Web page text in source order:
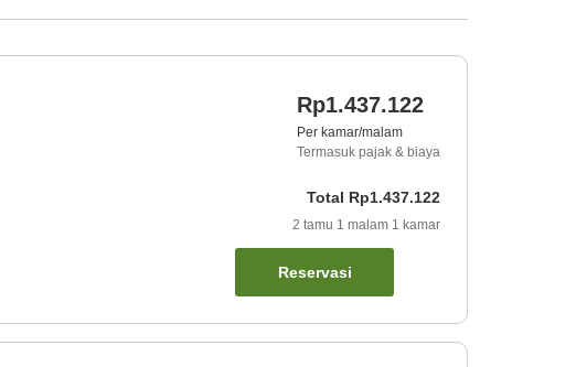
Rp1.437.122
Per kamar/malam
Termasuk pajak & biaya
Total Rp1.437.122
2 tamu 1 malam 1 kamar
Reservasi